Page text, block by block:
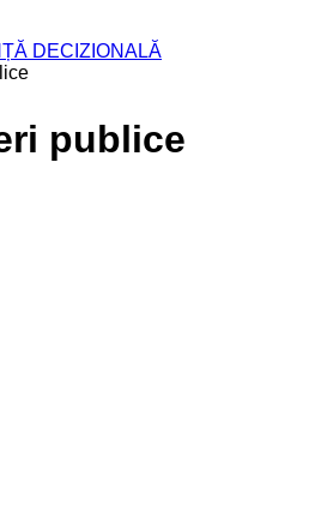
DECIZIONALĂ
publice